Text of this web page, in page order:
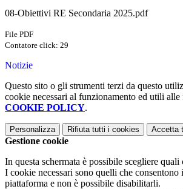
08-Obiettivi RE Secondaria 2025.pdf
File PDF
Contatore click: 29
Notizie
Questo sito o gli strumenti terzi da questo
cookie necessari al funzionamento ed utili
COOKIE POLICY.
Personalizza Rifiuta tutti i cookies Accetta
Gestione cookie
In questa schermata è possibile scegliere
I cookie necessari sono quelli che
piattaforma e non è possibile disabilitarli.